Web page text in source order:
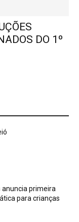
DO 1º
anuncia primeira
para crianças